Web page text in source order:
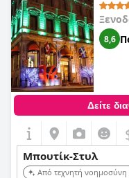
8,6
Δείτε
Μπουτίκ-Στυλ
Από τεχνητή νοημοσύνη